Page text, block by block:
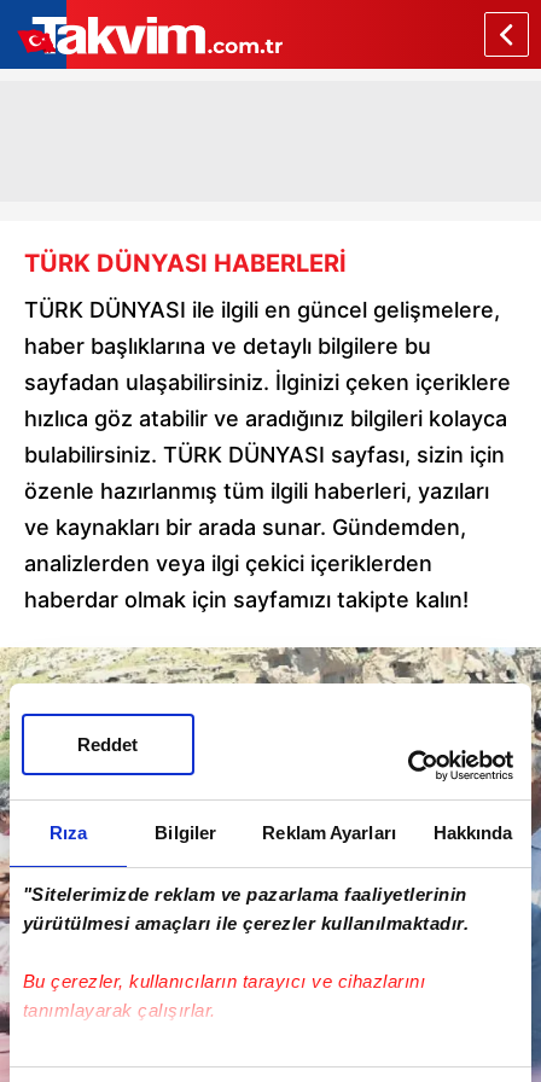
Rıza Bilgiler Reklam Ayarları Hakkında
"Sitelerimizde reklam ve pazarlama faaliyetlerinin
yürütülmesi amaçları ile çerezler kullanılmaktadır.
Bu çerezler, kullanıcıların tarayıcı ve cihazlarını
tanımlayarak çalışırlar.
Bu çerezlere izin vermeniz halinde sizlere özel
Reddet
TÜRK DÜNYASI HABERLERİ
TÜRK DÜNYASI ile ilgili en güncel gelişmelere,
haber başlıklarına ve detaylı bilgilere bu
sayfadan ulaşabilirsiniz. İlginizi çeken içeriklere
hızlıca göz atabilir ve aradığınız bilgileri kolayca
bulabilirsiniz. TÜRK DÜNYASI sayfası, sizin için
özenle hazırlanmış tüm ilgili haberleri, yazıları
ve kaynakları bir arada sunar. Gündemden,
analizlerden veya ilgi çekici içeriklerden
haberdar olmak için sayfamızı takipte kalın!